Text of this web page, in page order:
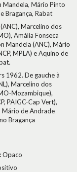
Mandela, Mário Pinto
Bragança, Rabat
Marcelino dos
Amália Fonseca
Mandela (ANC), Mário
MPLA) e Aquino de
1962. De gauche à
Marcelino dos
Mozambique),
PAIGC-Cap Vert),
Mário de Andrade
Bragança
Opaco